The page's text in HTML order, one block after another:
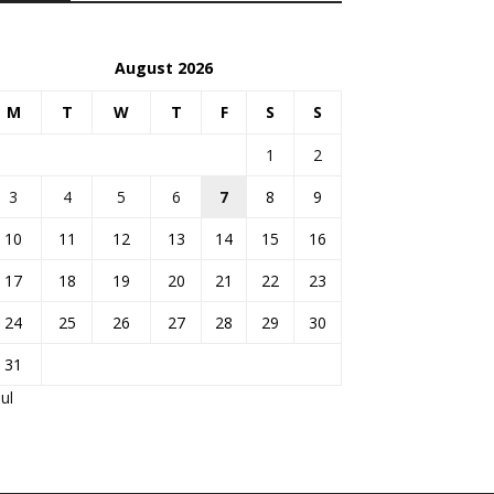
August 2026
M T W T F S S
1
2
3
4 5 6 7 8
9
10
11 12 13 14 15
16
17
18 19 20 21 22
23
24
25 26 27 28 29
30
31